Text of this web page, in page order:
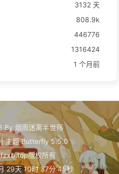
3132 天
808.9k
446776
1316424
1 个月前
烟雨迷离半世殇
| 主题Butterfly 5.5.0
版权所有
29天 10时 37分 46秒